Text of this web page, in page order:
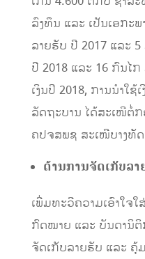
ລົງທຶນ ​ແລະ ເປັນເອກະ
ລາຍ​ຮັບ ​ປີ 2017 ​ແລະ
ປີ 2018​ ແລະ 16 ກົນ​ໄ
ເງິນ​ປີ 2018, ການ​ນຳ​ໃ
ລັດຖະບານ ໄດ້ສະເໜີຕໍ່
ຄປຈສພຊ ສະ​ເໜີ​ບາງທັ
ດ້ານການຈັດເກັບລາ
ເພີ່ມທະວີຄວາມເອົາໃຈໃ
ກົດໝາຍ ແລະ ບັນດານິ
ຈັດເກັບລາຍຮັບ ແລະ ຄຸ້